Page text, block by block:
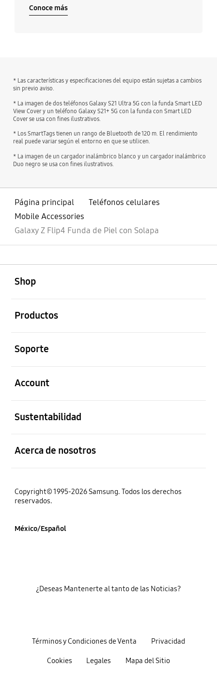
Conoce más
* Las características y especificaciones del equipo están sujetas a cambios
sin previo aviso.
* La imagen de dos teléfonos Galaxy S21 Ultra 5G con la funda Smart LED
View Cover y un teléfono Galaxy S21+ 5G con la funda con Smart LED
Cover se usa con fines ilustrativos.
* Los SmartTags tienen un rango de Bluetooth de 120 m. El rendimiento
real puede variar según el entorno en que se utilicen.
* La imagen de un cargador inalámbrico blanco y un cargador inalámbrico
Duo negro se usa con fines ilustrativos.
Página principal
Teléfonos celulares
Mobile Accessories
Galaxy Z Flip4 Funda de Piel con Solapa
Shop
Productos
Soporte
Account
Sustentabilidad
Acerca de nosotros
Copyright© 1995-2026 Samsung. Todos los derechos
reservados.
México/Español
Términos y Condiciones de Venta Privacidad
Cookies Legales Mapa del Sitio
¿Deseas Mantenerte al tanto de las Noticias?